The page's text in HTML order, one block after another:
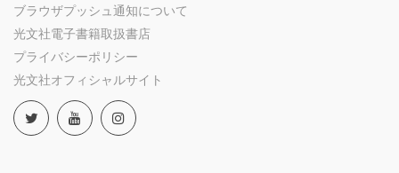
ブラウザプッシュ通知について
光文社電子書籍取扱書店
プライバシーポリシー
光文社オフィシャルサイト